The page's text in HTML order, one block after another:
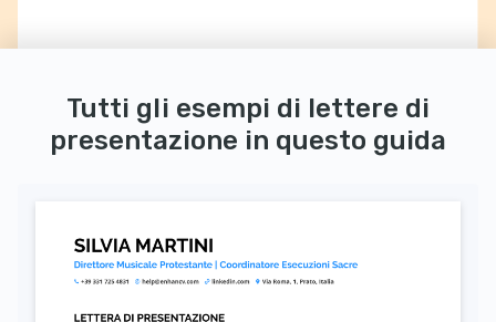
Tutti gli esempi di lettere di
presentazione in questo guida